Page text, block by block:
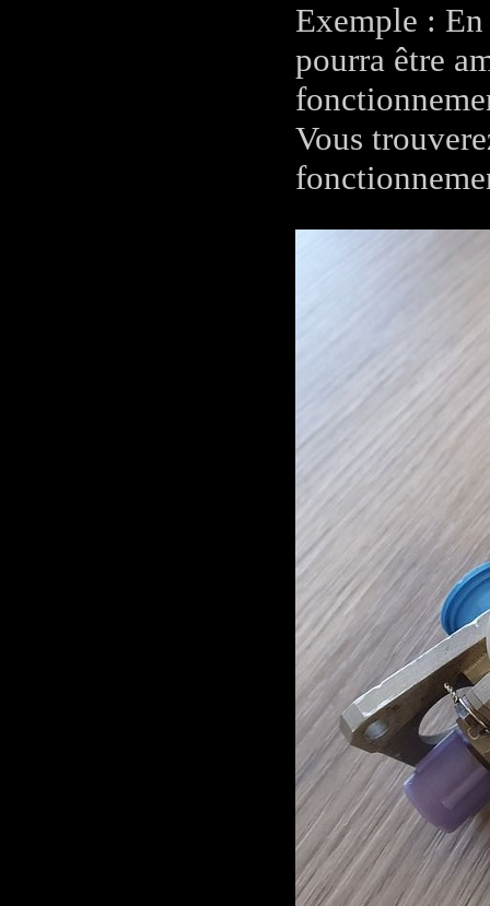
Exemple :
pourra être
Vous